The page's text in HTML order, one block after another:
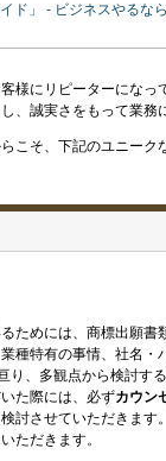
」 - ビジネスやるな
様にリピーターになっ
、誠実さをもって業務
こそ、下記のユニー
ためには、商標出願
種特有の事情、社名・
、多観点から検討する
た際には、必ずカウン
討させていただきま
ただきます。